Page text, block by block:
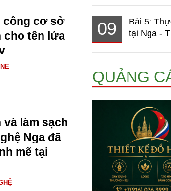
công cơ sở
cho tên lửa
làm sạch
Nga đã
mẽ tại
09
Bài 5:
tại Nga -
QUẢNG